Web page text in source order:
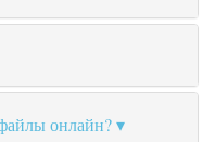
онлайн?